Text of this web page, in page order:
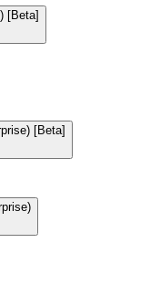
[Beta]
[Beta]